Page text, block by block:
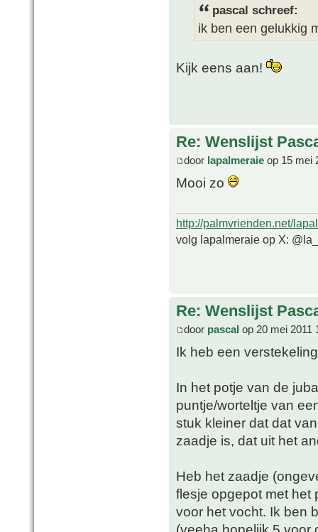
pascal schreef:
ik ben een gelukkig
Kijk eens aan!
Re: Wenslijst
door lapalmeraie op 15 mei
Mooi zo
http://palmvrienden.net/
volg lapalmeraie op X:
Re: Wenslijst
door pascal op 20 mei 2011
Ik heb een
In het potje van de
puntje/worteltje van
stuk kleiner dat dat
zaadje is, dat uit het
Heb het zaadje
flesje opgepot met het
voor het vocht. Ik ben